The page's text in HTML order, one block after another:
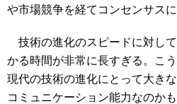
や市場競争を経てコンセンサスに
技術の進化のスピードに対し
かる時間が非常に長すぎる。こ
現代の技術の進化にとって大き
コミュニケーション能力なのかも